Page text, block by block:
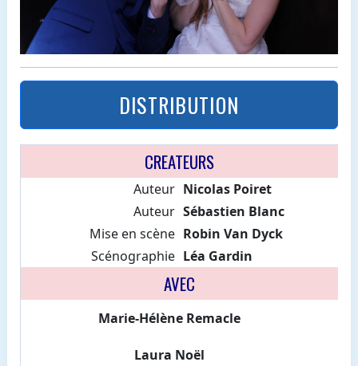
DISTRIBUTION
CREATEURS
Auteur Nicolas Poiret
Auteur Sébastien Blanc
Mise en scène Robin Van Dyck
Scénographie Léa Gardin
AVEC
Marie-Hélène Remacle
Laura Noël